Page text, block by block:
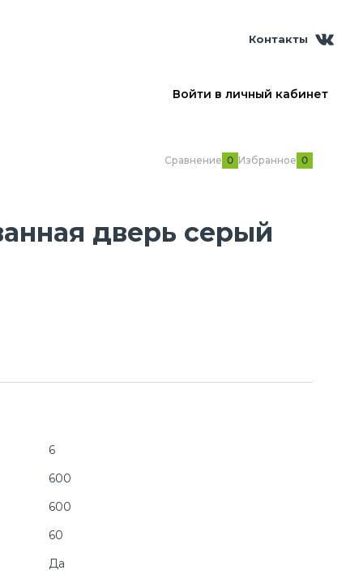
Контакты
Войти в личный кабинет
Сравнение 0 Избранное 0
дверь серый
6
600
600
60
Да